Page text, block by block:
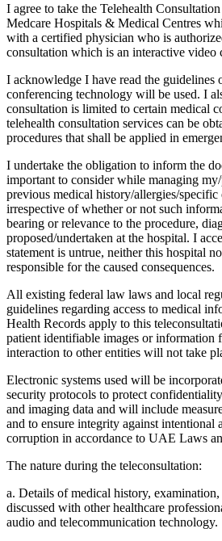
I agree to take the Telehealth
Medcare Hospitals & Medical Centres
with a certified physician who is
consultation which is an interactive video
I acknowledge I have read the guidelines
conferencing technology will be used. I
consultation is limited to certain medical
telehealth consultation services can be
procedures that shall be applied in
I undertake the obligation to inform the
important to consider while managing my/
previous medical history/allergies/
irrespective of whether or not such
bearing or relevance to the procedure,
proposed/undertaken at the hospital. I
statement is untrue, neither this hospital
responsible for the caused consequences.
All existing federal law laws and local
guidelines regarding access to medical
Health Records apply to this
patient identifiable images or information
interaction to other entities will not take
Electronic systems used will be
security protocols to protect
and imaging data and will include
and to ensure integrity against intentional
corruption in accordance to UAE Laws
The nature during the teleconsultation:
a. Details of medical history,
discussed with other healthcare
audio and telecommunication technology.